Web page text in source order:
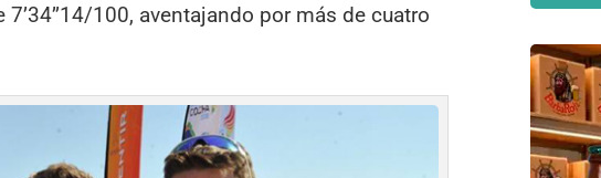
100, aventajando por más de cuatro